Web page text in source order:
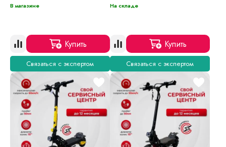
В магазине
Купить
Связаться с экспертом
На складе
Купить
Связаться с экспертом